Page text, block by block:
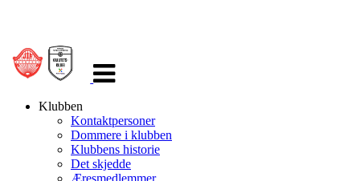
navigasjon
Klubben
Kontaktpersoner
Dommere i klubben
Klubbens historie
Det skjedde
Æresmedlemmer